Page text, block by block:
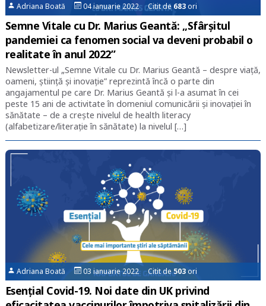
Adriana Boată 04 ianuarie 2022 Citit de 683ori
Semne Vitale cu Dr. Marius Geantă: „Sfârșitul
pandemiei ca fenomen social va deveni probabil o
realitate în anul 2022”
Newsletter-ul „Semne Vitale cu Dr. Marius Geantă – despre viață,
oameni, știință și inovație” reprezintă încă o parte din
angajamentul pe care Dr. Marius Geantă și l-a asumat în cei
peste 15 ani de activitate în domeniul comunicării și inovației în
sănătate – de a crește nivelul de health literacy
(alfabetizare/literație în sănătate) la nivelul […]
Adriana Boată 03 ianuarie 2022 Citit de503ori
Esențial Covid-19. Noi date din UK privind